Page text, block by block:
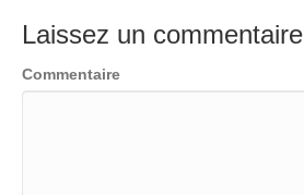
Laissez un commentaire
Commentaire